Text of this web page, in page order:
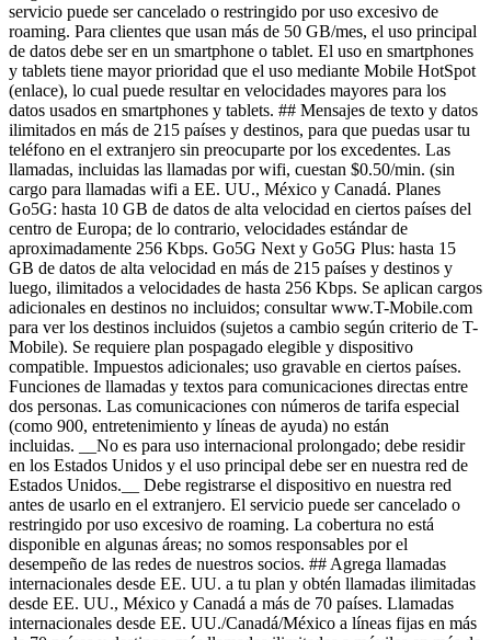
servicio puede ser cancelado o restringido por uso excesivo de
roaming. Para clientes que usan más de 50 GB/mes, el uso principal
de datos debe ser en un smartphone o tablet. El uso en smartphones
y tablets tiene mayor prioridad que el uso mediante Mobile HotSpot
(enlace), lo cual puede resultar en velocidades mayores para los
datos usados en smartphones y tablets. ## Mensajes de texto y datos
ilimitados en más de 215 países y destinos, para que puedas usar tu
teléfono en el extranjero sin preocuparte por los excedentes. Las
llamadas, incluidas las llamadas por wifi, cuestan $0.50/min. (sin
cargo para llamadas wifi a EE. UU., México y Canadá. Planes
Go5G: hasta 10 GB de datos de alta velocidad en ciertos países del
centro de Europa; de lo contrario, velocidades estándar de
aproximadamente 256 Kbps. Go5G Next y Go5G Plus: hasta 15
GB de datos de alta velocidad en más de 215 países y destinos y
luego, ilimitados a velocidades de hasta 256 Kbps. Se aplican cargos
adicionales en destinos no incluidos; consultar www.T-Mobile.com
para ver los destinos incluidos (sujetos a cambio según criterio de T-
Mobile). Se requiere plan pospagado elegible y dispositivo
compatible. Impuestos adicionales; uso gravable en ciertos países.
Funciones de llamadas y textos para comunicaciones directas entre
dos personas. Las comunicaciones con números de tarifa especial
(como 900, entretenimiento y líneas de ayuda) no están
incluidas. __No es para uso internacional prolongado; debe residir
en los Estados Unidos y el uso principal debe ser en nuestra red de
Estados Unidos.__ Debe registrarse el dispositivo en nuestra red
antes de usarlo en el extranjero. El servicio puede ser cancelado o
restringido por uso excesivo de roaming. La cobertura no está
disponible en algunas áreas; no somos responsables por el
desempeño de las redes de nuestros socios. ## Agrega llamadas
internacionales desde EE. UU. a tu plan y obtén llamadas ilimitadas
desde EE. UU., México y Canadá a más de 70 países. Llamadas
internacionales desde EE. UU./Canadá/México a líneas fijas en más